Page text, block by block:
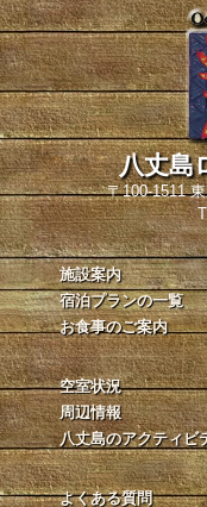
八丈島
〒100-1511
施設案内
宿泊プランの一覧
お食事のご案内
空室状況
周辺情報
八丈島のアクティビ
よくある質問